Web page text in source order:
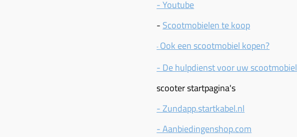
- Youtube
- Scootmobielen te koop
- Ook een scootmobiel kopen?
- De hulpdienst voor uw scootmobiel
scooter startpagina's
- Zundapp.startkabel.nl
- Aanbiedingenshop.com